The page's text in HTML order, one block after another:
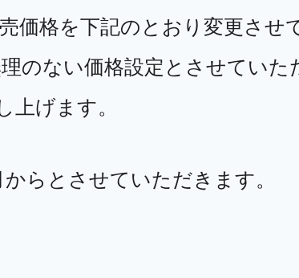
価格を下記のとおり変更さ
のない価格設定とさせてい
げます。
らとさせていただきます。